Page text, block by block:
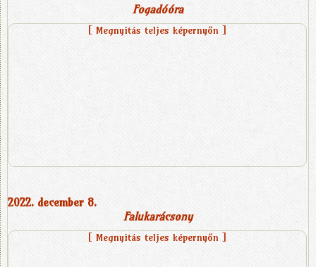
Fogadóóra
[ Megnyitás teljes képernyőn ]
2022. december 8.
Falukarácsony
[ Megnyitás teljes képernyőn ]